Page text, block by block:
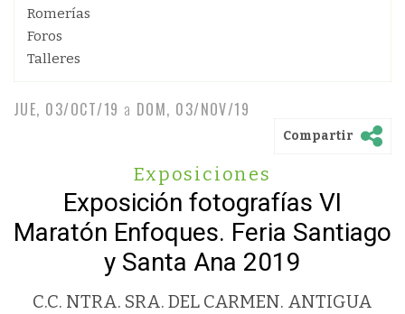
Romerías
Foros
Talleres
JUE, 03/OCT/19 a DOM, 03/NOV/19
Compartir
Exposiciones
Exposición fotografías VI
Maratón Enfoques. Feria Santiago
y Santa Ana 2019
C.C. NTRA. SRA. DEL CARMEN. ANTIGUA